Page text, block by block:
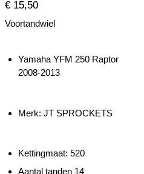
€ 15,50
Voortandwiel
Yamaha YFM 250 Raptor
2008-2013
Merk: JT SPROCKETS
Kettingmaat: 520
Aantal tanden 14